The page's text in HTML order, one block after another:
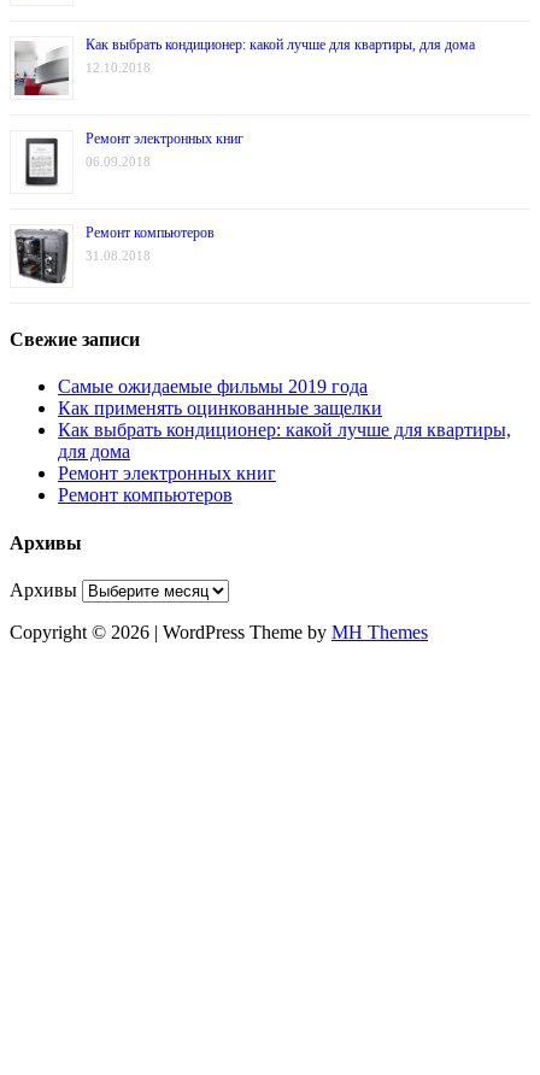
Как выбрать кондиционер: какой лучше для квартиры, для дома
12.10.2018
Ремонт электронных книг
06.09.2018
Ремонт компьютеров
31.08.2018
Свежие записи
Самые ожидаемые фильмы 2019 года
Как применять оцинкованные защелки
Как выбрать кондиционер: какой лучше для квартиры,
для дома
Ремонт электронных книг
Ремонт компьютеров
Архивы
Архивы
Copyright © 2026 | WordPress Theme by MH Themes